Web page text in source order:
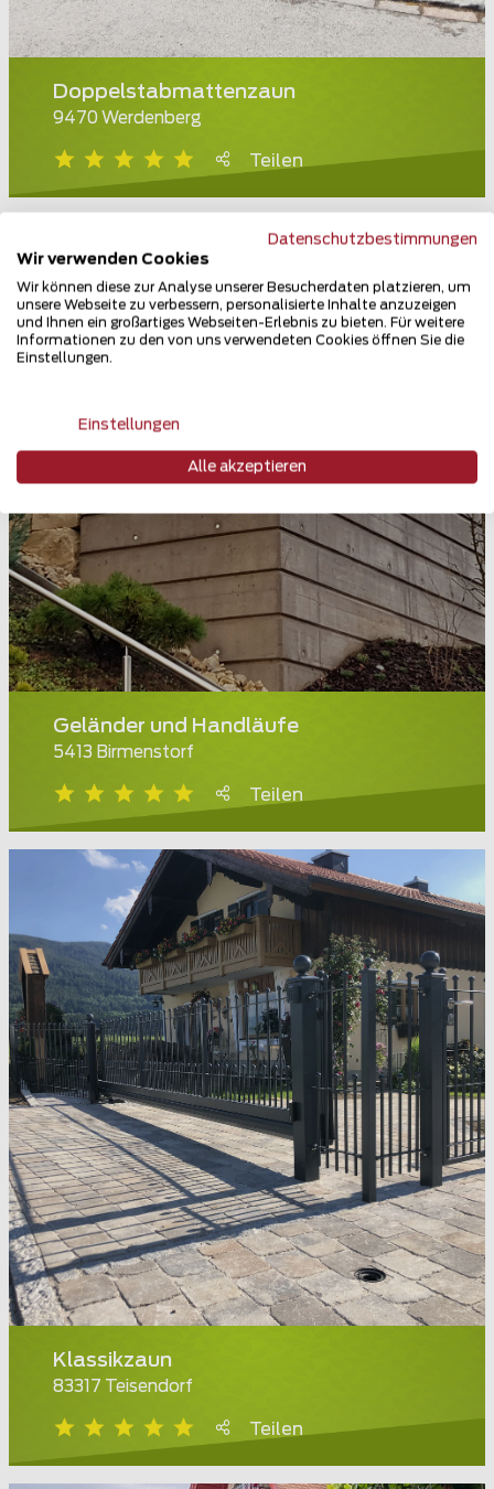
Doppelstabmattenzaun
9470 Werdenberg
Teilen
Geländer und Handläufe
5413 Birmenstorf
Teilen
Klassikzaun
83317 Teisendorf
Teilen
Datenschutzbestimmungen
Wir verwenden Cookies
Wir können diese zur Analyse unserer Besucherdaten platzieren, um
unsere Webseite zu verbessern, personalisierte Inhalte anzuzeigen
und Ihnen ein großartiges Webseiten-Erlebnis zu bieten. Für weitere
Informationen zu den von uns verwendeten Cookies öffnen Sie die
Einstellungen.
Einstellungen
Alle akzeptieren